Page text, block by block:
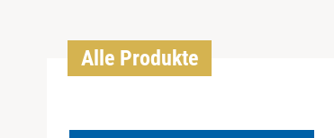
Alle Produkte